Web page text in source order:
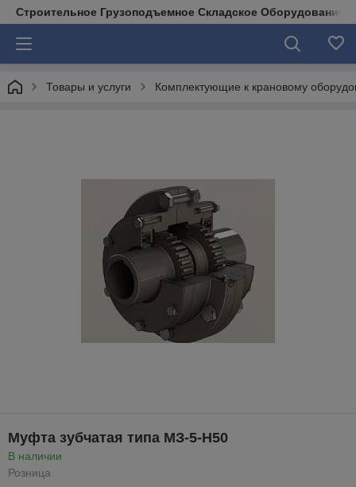
Строительное Грузоподъемное Складское Оборудование
Товары и услуги Комплектующие к крановому
Муфта зубчатая типа МЗ-5-Н50
В наличии
Розница